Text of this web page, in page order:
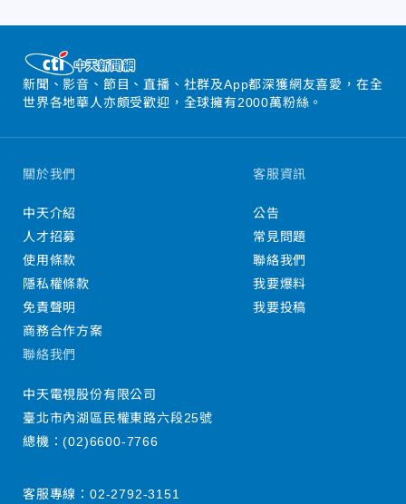
新聞、影音、節目、直播、社群及App都深獲網友喜愛，在全
世界各地華人亦頗受歡迎，全球擁有2000萬粉絲。
關於我們
中天介紹
人才招募
使用條款
隱私權條款
免責聲明
商務合作方案
客服資訊
公告
常見問題
聯絡我們
我要爆料
我要投稿
聯絡我們
中天電視股份有限公司
臺北市內湖區民權東路六段25號
總機：(02)6600-7766
客服專線： 02-2792-3151